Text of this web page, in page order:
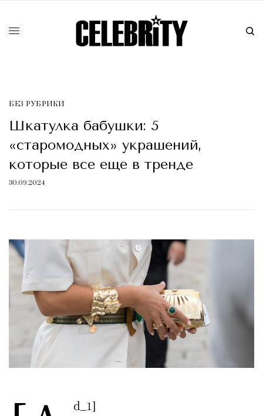
БЕЗ РУБРИКИ
Шкатулка бабушки: 5
«старомодных» украшений,
которые все еще в тренде
30.09.2024
d_1]